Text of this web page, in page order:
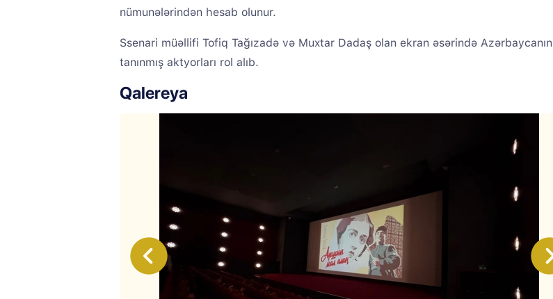
nümunələrindən hesab olunur.
Ssenari müəllifi Tofiq Tağızadə və Muxtar Dadaş olan ekran əsərində Azərbaycanın
tanınmış aktyorları rol alıb.
Qalereya